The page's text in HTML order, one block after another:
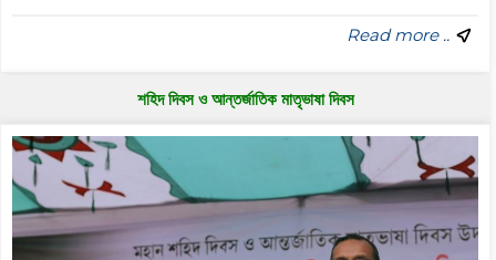
Read more ..
শহিদ দিবস ও আন্তর্জাতিক মাতৃভাষা দিবস